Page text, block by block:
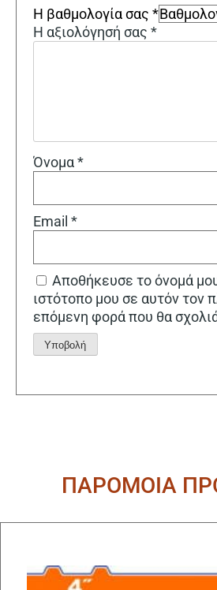
Η βαθμολογία σας *
Η αξιολόγησή σας *
Όνομα*
Email *
Αποθήκευσε το όνομά
ιστότοπο μου σε αυτόν τον
επόμενη φορά που θα
ΠΑΡΟΜΟΙΑ